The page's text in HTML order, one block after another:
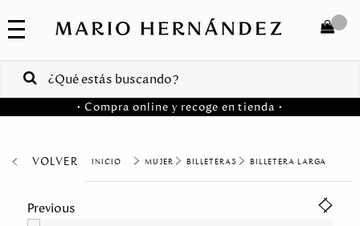
COLECCIONES
VENTAS
CORPORATIVAS COMPRAR
• Compra online y recoge en tienda •
VOLVER MUJER BILLETERAS BILLETERA LARGA
Previous